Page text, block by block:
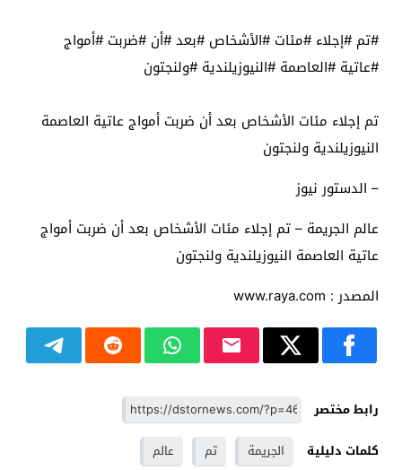
#تم #إجلاء #مئات #الأشخاص #بعد #أن #ضربت #أمواج
#عاتية #العاصمة #النيوزيلندية #ولنجتون
تم إجلاء مئات الأشخاص بعد أن ضربت أمواج عاتية العاصمة
النيوزيلندية ولنجتون
– الدستور نيوز
عالم الجريمة – تم إجلاء مئات الأشخاص بعد أن ضربت أمواج
عاتية العاصمة النيوزيلندية ولنجتون
المصدر : www.raya.com
رابط مختصر
كلمات دليلية
الجريمة تم عالم